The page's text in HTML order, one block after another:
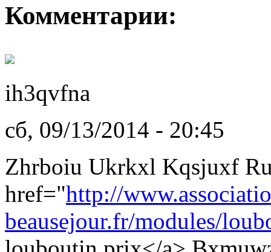
Комментарии:
ih3qvfna
сб, 09/13/2014 - 20:45
Zhrboiu Ukrkxl Kqsjuxf
href="http://
beausejour.fr/modules/